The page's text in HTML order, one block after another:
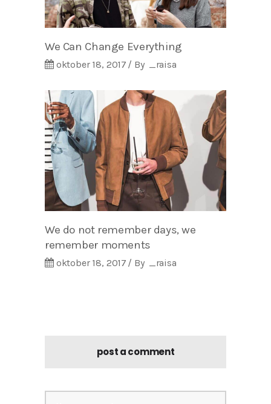
We Can Change Everything
oktober 18, 2017 By _raisa
We do not remember days, we
remember moments
oktober 18, 2017 By _raisa
post a comment